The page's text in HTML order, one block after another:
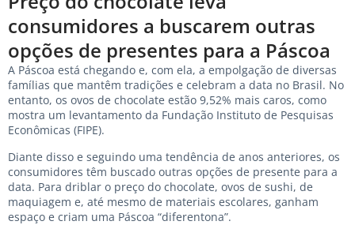
consumidores a buscarem outras
opções de presentes para a Páscoa
A Páscoa está chegando e, com ela, a empolgação de diversas
famílias que mantêm tradições e celebram a data no Brasil. No
entanto, os ovos de chocolate estão 9,52% mais caros, como
mostra um levantamento da Fundação Instituto de Pesquisas
Econômicas (FIPE).
Diante disso e seguindo uma tendência de anos anteriores, os
consumidores têm buscado outras opções de presente para a
data. Para driblar o preço do chocolate, ovos de sushi, de
maquiagem e, até mesmo de materiais escolares, ganham
espaço e criam uma Páscoa “diferentona”.